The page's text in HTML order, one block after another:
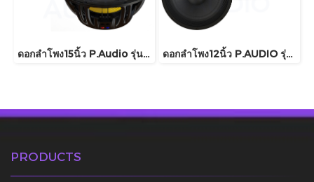
ดอกลำโพง15นิ้ว P.Audio รุ่น 15FT-76MB ดอกลำโพง12นิ้ว P.AUDIO รุ่น 12FT-76MB
PRODUCTS